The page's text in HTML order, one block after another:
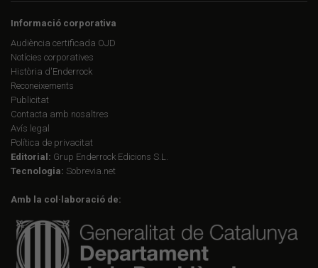
Informació corporativa
Audiència certificada OJD
Notícies corporatives
Història d'Enderrock
Reconeixements
Publicitat
Contacta amb nosaltres
Avís legal
Política de privacitat
Editorial: Grup Enderrock Edicions S.L.
Tecnologia: Sobrevia.net
Amb la col·laboració de: